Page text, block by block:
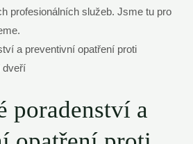
profesionálních služeb. Jsme tu pro
poradenství a